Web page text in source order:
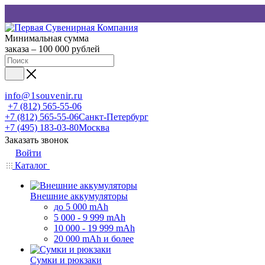
Минимальная сумма
заказа – 100 000 рублей
info@1souvenir.ru
+7 (812) 565-55-06
+7 (812) 565-55-06Санкт-Петербург
+7 (495) 183-03-80Москва
Заказать звонок
Войти
Каталог
Внешние аккумуляторы
до 5 000 mAh
5 000 - 9 999 mAh
10 000 - 19 999 mAh
20 000 mAh и более
Сумки и рюкзаки